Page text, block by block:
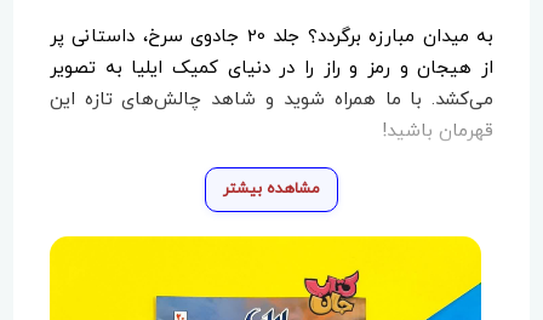
به میدان مبارزه برگردد؟ جلد 20 جادوی سرخ، داستانی پر
از هیجان و رمز و راز را در دنیای کمیک ایلیا به تصویر
می‌کشد. با ما همراه شوید و شاهد چالش‌های تازه این
قهرمان باشید!
مشاهده بیشتر